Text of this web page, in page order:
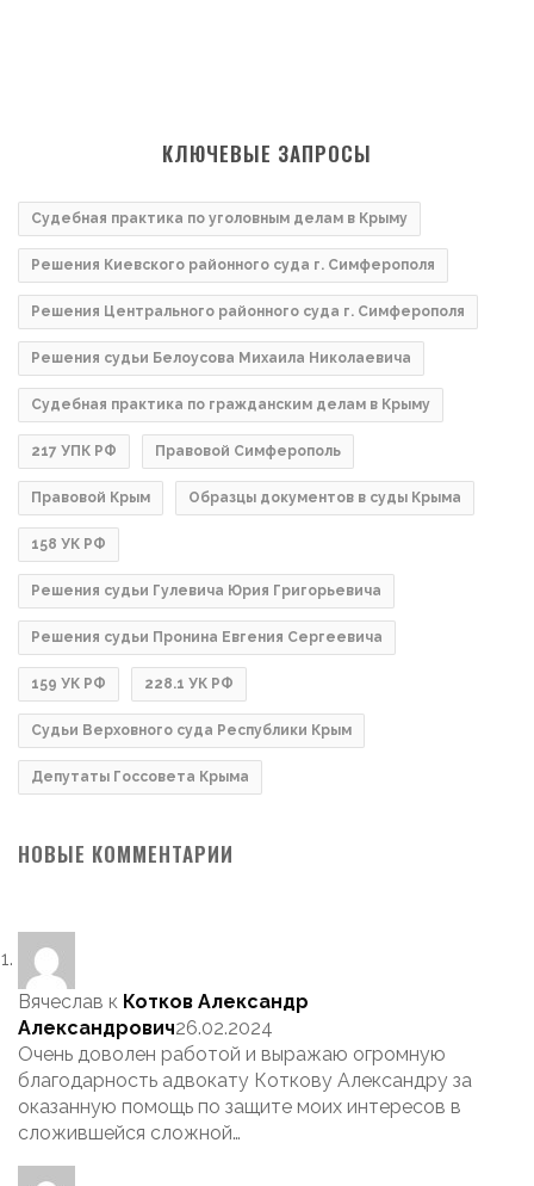
КЛЮЧЕВЫЕ ЗАПРОСЫ
Судебная практика по уголовным делам в Крыму
Решения Киевского районного суда г. Симферополя
Решения Центрального районного суда г. Симферополя
Решения судьи Белоусова Михаила Николаевича
Судебная практика по гражданским делам в Крыму
217 УПК РФ Правовой Симферополь
Правовой Крым Образцы документов в суды Крыма
158 УК РФ
Решения судьи Гулевича Юрия Григорьевича
Решения судьи Пронина Евгения Сергеевича
159 УК РФ 228.1 УК РФ
Судьи Верховного суда Республики Крым
Депутаты Госсовета Крыма
НОВЫЕ КОММЕНТАРИИ
Вячеслав к Котков Александр
Александрович26.02.2024
Очень доволен работой и выражаю огромную
благодарность адвокату Коткову Александру за
оказанную помощь по защите моих интересов в
сложившейся сложной…